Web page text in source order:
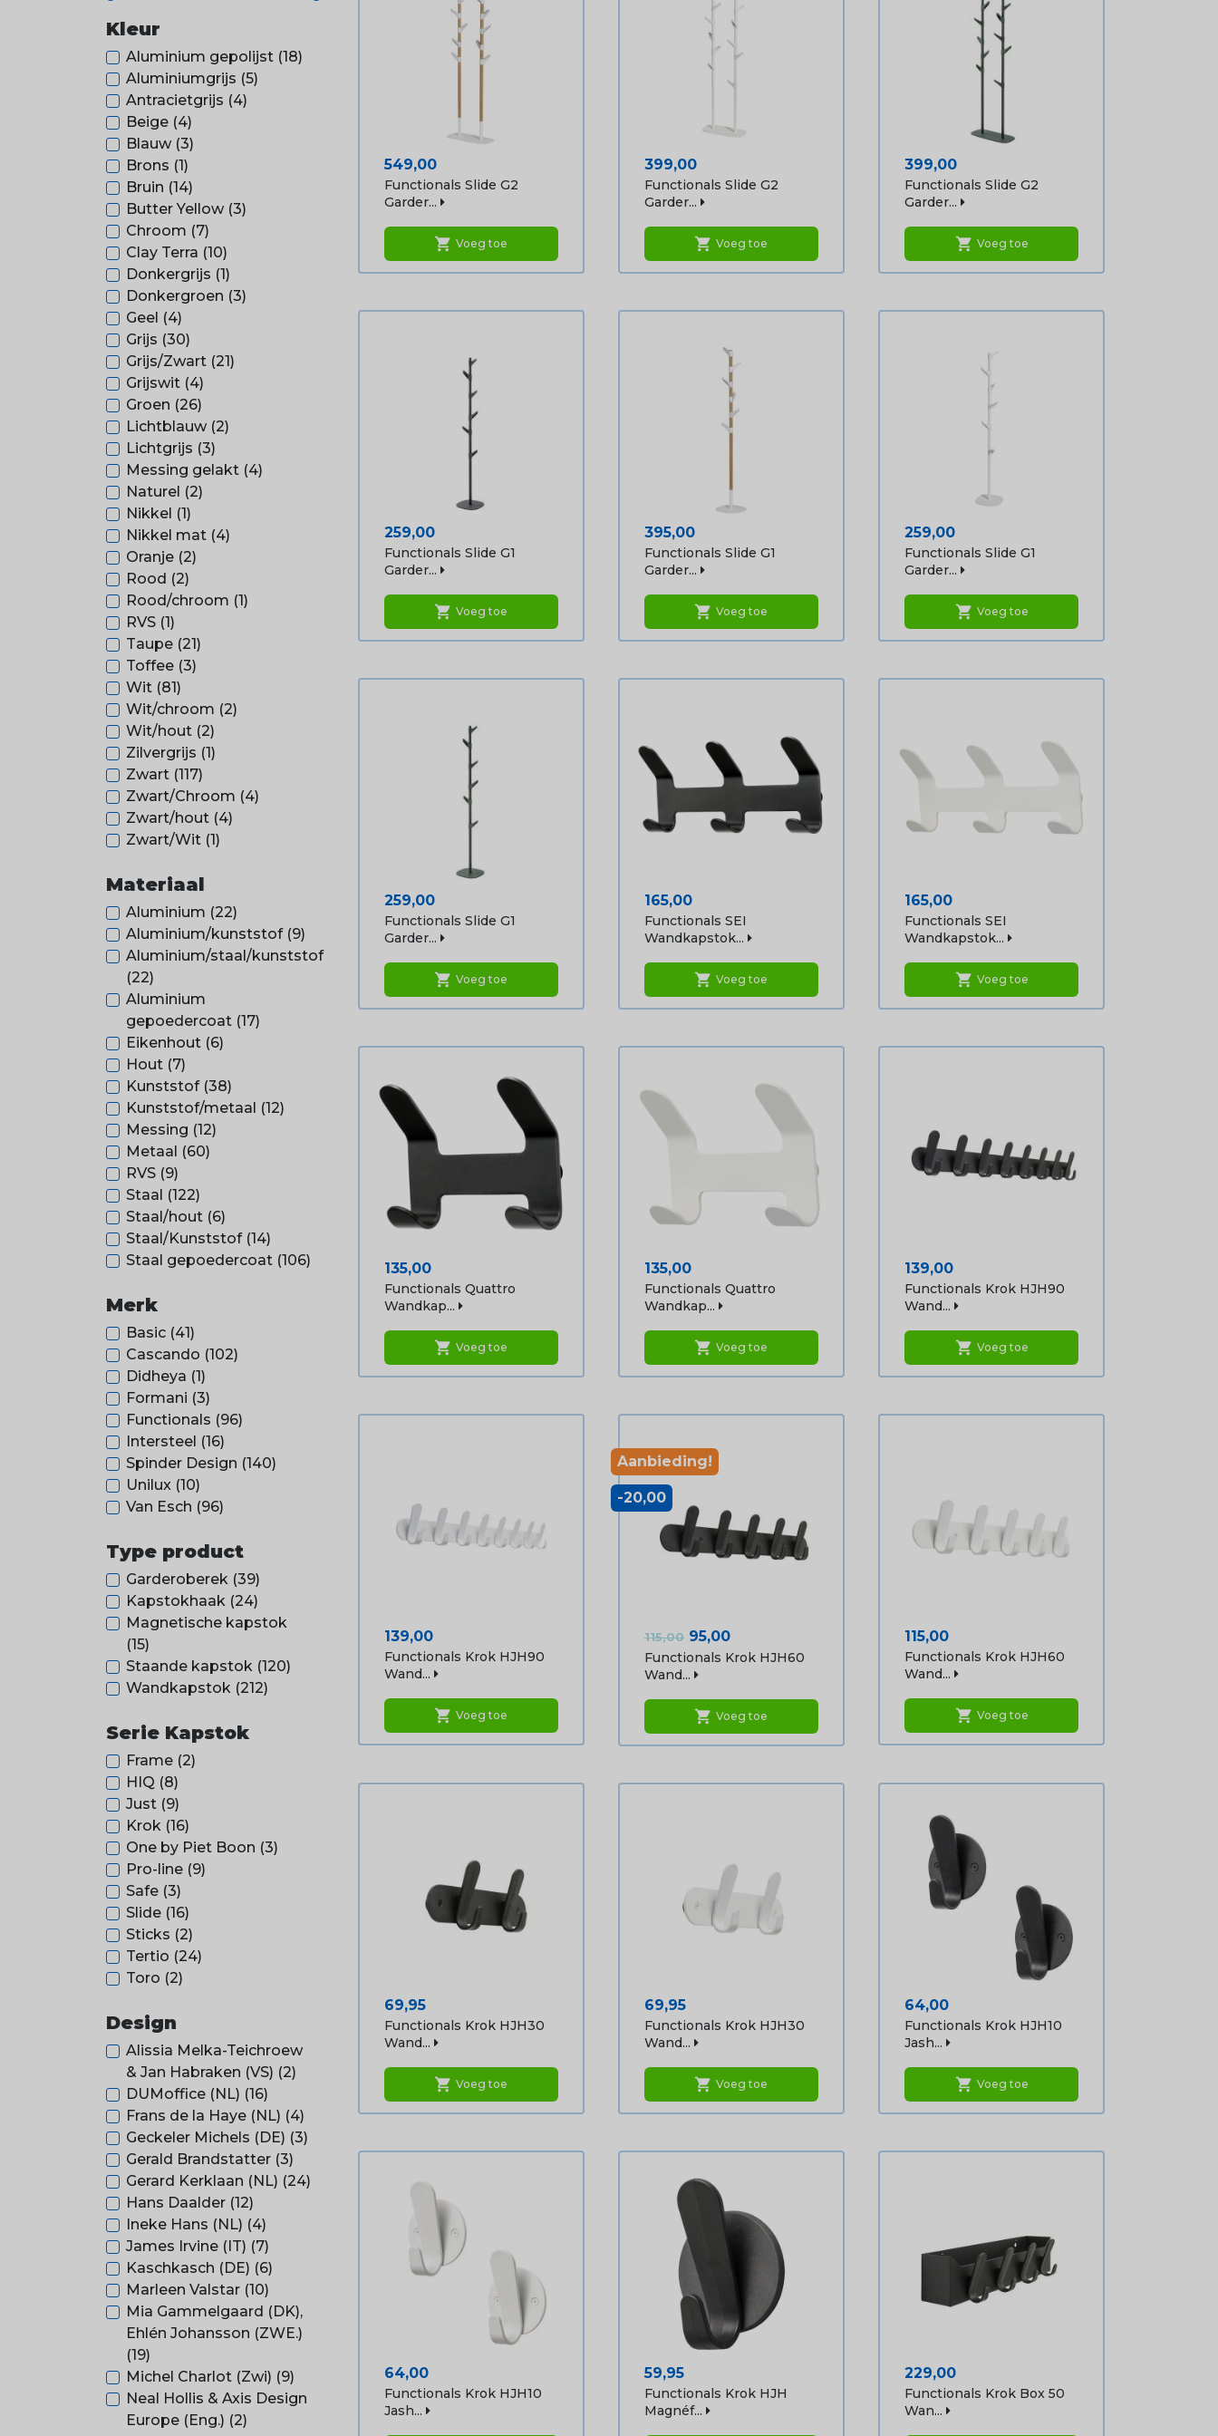
Kleur
Aluminium gepolijst (18)
Aluminiumgrijs (5)
Antracietgrijs (4)
Beige (4)
Blauw (3)
Brons (1)
Bruin (14)
Butter Yellow (3)
Chroom (7)
Clay Terra (10)
Donkergrijs (1)
Donkergroen (3)
Geel (4)
Grijs (30)
Grijs/Zwart (21)
Grijswit (4)
Groen (26)
Lichtblauw (2)
Lichtgrijs (3)
Messing gelakt (4)
Naturel (2)
Nikkel (1)
Nikkel mat (4)
Oranje (2)
Rood (2)
Rood/chroom (1)
RVS (1)
Taupe (21)
Toffee (3)
Wit (81)
Wit/chroom (2)
Wit/hout (2)
Zilvergrijs (1)
Zwart (117)
Zwart/Chroom (4)
Zwart/hout (4)
Zwart/Wit (1)
Materiaal
Aluminium (22)
Aluminium/kunststof (9)
Aluminium/staal/kunststof
(22)
Aluminium
gepoedercoat (17)
Eikenhout (6)
Hout (7)
Kunststof (38)
Kunststof/metaal (12)
Messing (12)
Metaal (60)
RVS (9)
Staal (122)
Staal/hout (6)
Staal/Kunststof (14)
Staal gepoedercoat (106)
Merk
Basic (41)
Cascando (102)
Didheya (1)
Formani (3)
Functionals (96)
Intersteel (16)
Spinder Design (140)
Unilux (10)
Van Esch (96)
Type product
Garderoberek (39)
Kapstokhaak (24)
Magnetische kapstok
(15)
Staande kapstok (120)
Wandkapstok (212)
Serie Kapstok
Frame (2)
HIQ (8)
Just (9)
Krok (16)
One by Piet Boon (3)
Pro-line (9)
Safe (3)
Slide (16)
Sticks (2)
Tertio (24)
Toro (2)
Design
Alissia Melka-Teichroew
& Jan Habraken (VS) (2)
DUMoffice (NL) (16)
Frans de la Haye (NL) (4)
Geckeler Michels (DE) (3)
Gerald Brandstatter (3)
Gerard Kerklaan (NL) (24)
Hans Daalder (12)
Ineke Hans (NL) (4)
James Irvine (IT) (7)
Kaschkasch (DE) (6)
Marleen Valstar (10)
Mia Gammelgaard (DK),
Ehlén Johansson (ZWE.)
(19)
Michel Charlot (Zwi) (9)
Neal Hollis & Axis Design
Europe (Eng.) (2)
Prijs
549,00
Functionals Slide G2
Garder...
shopping_cart Voeg toe
Prijs
399,00
Functionals Slide G2
Garder...
shopping_cart Voeg toe
Prijs
399,00
Functionals Slide G2
Garder...
shopping_cart Voeg toe
Prijs
259,00
Functionals Slide G1
Garder...
shopping_cart Voeg toe
Prijs
395,00
Functionals Slide G1
Garder...
shopping_cart Voeg toe
Prijs
259,00
Functionals Slide G1
Garder...
shopping_cart Voeg toe
Prijs
259,00
Functionals Slide G1
Garder...
shopping_cart Voeg toe
Prijs
165,00
Functionals SEI
Wandkapstok...
shopping_cart Voeg toe
Prijs
165,00
Functionals SEI
Wandkapstok...
shopping_cart Voeg toe
Prijs
135,00
Functionals Quattro
Wandkap...
shopping_cart Voeg toe
Prijs
135,00
Functionals Quattro
Wandkap...
shopping_cart Voeg toe
Prijs
139,00
Functionals Krok HJH90
Wand...
shopping_cart Voeg toe
Prijs
139,00
Functionals Krok HJH90
Wand...
shopping_cart Voeg toe
Normale
prijs
115,00 Prijs
95,00
Functionals Krok HJH60
Wand...
shopping_cart Voeg toe
Aanbieding!
-20,00
Prijs
115,00
Functionals Krok HJH60
Wand...
shopping_cart Voeg toe
Prijs
69,95
Functionals Krok HJH30
Wand...
shopping_cart Voeg toe
Prijs
69,95
Functionals Krok HJH30
Wand...
shopping_cart Voeg toe
Prijs
64,00
Functionals Krok HJH10
Jash...
shopping_cart Voeg toe
Prijs
64,00
Functionals Krok HJH10
Jash...
Prijs
59,95
Functionals Krok HJH
Magnéf...
Prijs
229,00
Functionals Krok Box 50
Wan...